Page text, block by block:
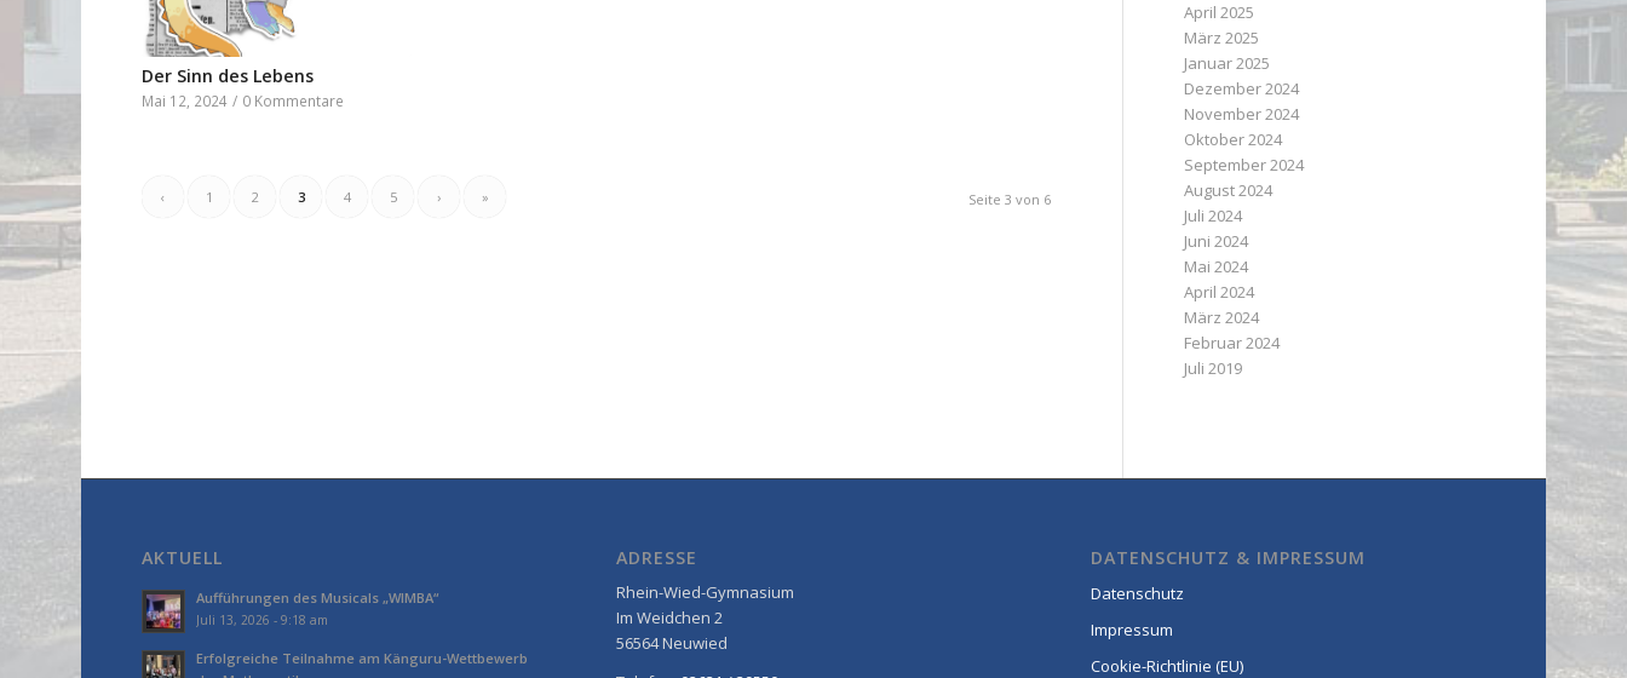
Der Sinn des Lebens
Mai 12, 2024 / 0 Kommentare
Seite 3 von 6
‹ 1 2 3 4 5 › »
April 2025
März 2025
Januar 2025
Dezember 2024
November 2024
Oktober 2024
September 2024
August 2024
Juli 2024
Juni 2024
Mai 2024
April 2024
März 2024
Februar 2024
Juli 2019
AKTUELL
Aufführungen des Musicals „WIMBA“
Juli 13, 2026 - 9:18 am
Erfolgreiche Teilnahme am Känguru-Wettbewerb
ADRESSE
Rhein-Wied-Gymnasium
Im Weidchen 2
56564 Neuwied
DATENSCHUTZ & IMPRESSUM
Datenschutz
Impressum
Cookie-Richtlinie (EU)